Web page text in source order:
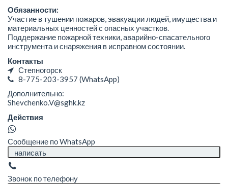
Обязанности:
Участие в тушении пожаров, эвакуации людей, имущества и
материальных ценностей с опасных участков.
Поддержание пожарной техники, аварийно-спасательного
инструмента и снаряжения в исправном состоянии.
Контакты
Степногорск
8-775-203-3957 (WhatsApp)
Дополнительно:
Shevchenko.V@sghk.kz
Действия
Сообщение по WhatsApp
написать
Звонок по телефону